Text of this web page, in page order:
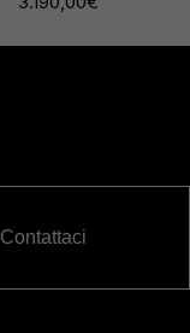
Contattaci